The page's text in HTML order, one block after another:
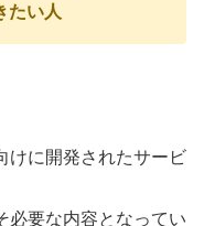
たい人
けに開発されたサービ
必要な内容となってい